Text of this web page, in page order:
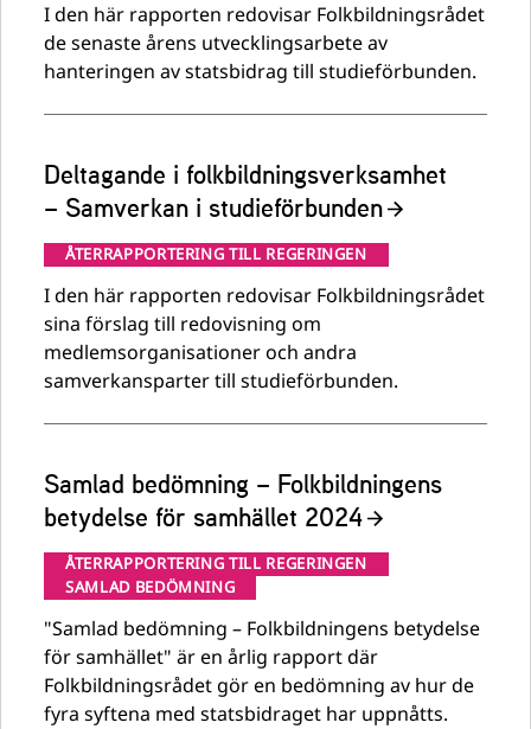
I den här rapporten redovisar Folkbildningsrådet
de senaste årens utvecklingsarbete av
hanteringen av statsbidrag till studieförbunden.
Deltagande i folkbildningsverksamhet
– Samverkan i studieförbunden
ÅTERRAPPORTERING TILL REGERINGEN
I den här rapporten redovisar Folkbildningsrådet
sina förslag till redovisning om
medlemsorganisationer och andra
samverkansparter till studieförbunden.
Samlad bedömning – Folkbildningens
betydelse för samhället 2024
ÅTERRAPPORTERING TILL REGERINGEN
SAMLAD BEDÖMNING
"Samlad bedömning – Folkbildningens betydelse
för samhället" är en årlig rapport där
Folkbildningsrådet gör en bedömning av hur de
fyra syftena med statsbidraget har uppnåtts.